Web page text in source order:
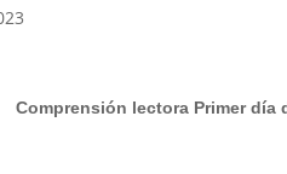
Comprensión lectora Primer día